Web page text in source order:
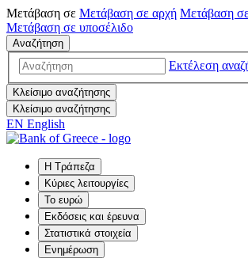
Μετάβαση σε Μετάβαση σε αρχή Μετάβαση σε
Μετάβαση σε υποσέλιδο
Αναζήτηση
Εκτέλεση
Κλείσιμο αναζήτησης
Κλείσιμο αναζήτησης
EN English
Η Τράπεζα
Κύριες λειτουργίες
Το ευρώ
Εκδόσεις και έρευνα
Στατιστικά στοιχεία
Ενημέρωση